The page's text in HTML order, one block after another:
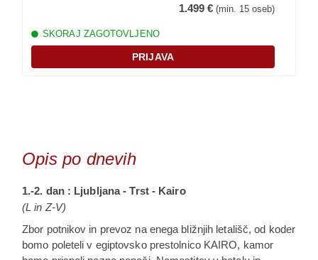
Vabljeni k ogledu strokovnega predavanja
stoletju.
1.499 € (min. 15 oseb)
SKORAJ ZAGOTOVLJENO
PRIJAVA
Opis po dnevih
1.-2. dan : Ljubljana - Trst - Kairo
(L in Z-V)
Zbor potnikov in prevoz na enega bližnjih letališč, od koder
bomo poleteli v egiptovsko prestolnico KAIRO, kamor